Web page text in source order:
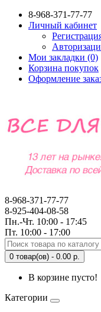
8-968-371-77-77
Личный кабинет
Мои закладки (0)
Корзина покупок
Оформление
8-968-371-77-77
8-925-404-08-58
Пн.-Чт. 10:00 - 17:45
Пт. 10:00 - 17:00
0 товар(ов) - 0.00 р.
В корзине пусто!
Категории